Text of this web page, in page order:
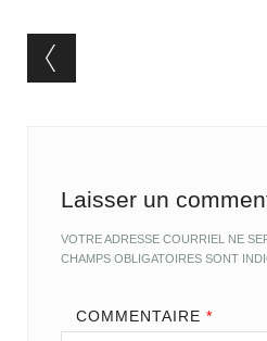
Post navigation
Laisser un
VOTRE ADRESSE COURRIEL NE
CHAMPS OBLIGATOIRES SONT
COMMENTAIRE *